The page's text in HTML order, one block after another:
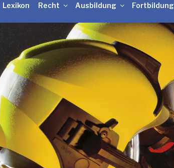
Lexikon Recht Ausbildung Fortbildung